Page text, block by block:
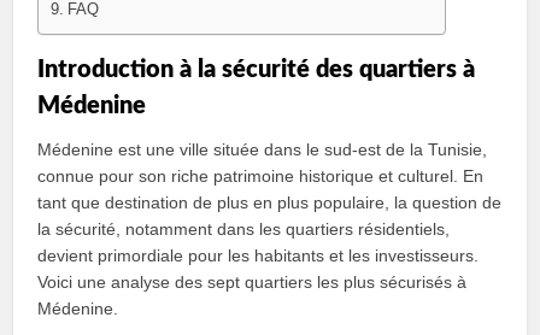
FAQ
Introduction à la sécurité des quartiers à
Médenine
Médenine est une ville située dans le sud-est de la Tunisie,
connue pour son riche patrimoine historique et culturel. En
tant que destination de plus en plus populaire, la question de
la sécurité, notamment dans les quartiers résidentiels,
devient primordiale pour les habitants et les investisseurs.
Voici une analyse des sept quartiers les plus sécurisés à
Médenine.